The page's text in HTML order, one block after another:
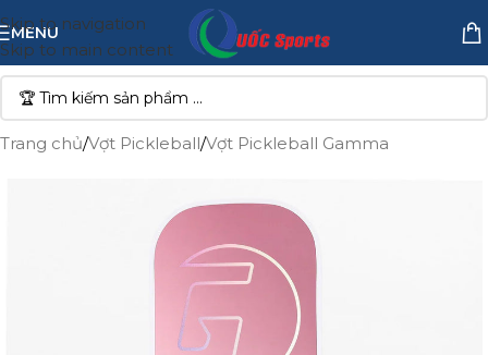
Skip to navigation
Skip to main content
MENU
Trang chủ/Vợt Pickleball/Vợt Pickleball Gamma